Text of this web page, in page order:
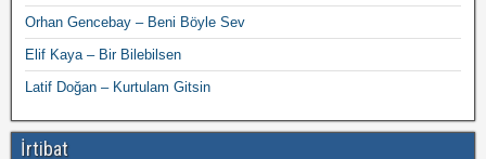
Orhan Gencebay – Beni Böyle Sev
Elif Kaya – Bir Bilebilsen
Latif Doğan – Kurtulam Gitsin
İrtibat